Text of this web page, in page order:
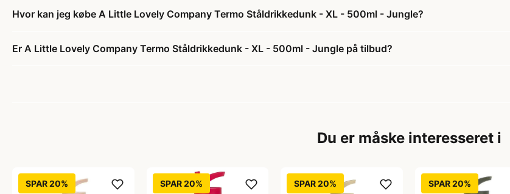
Hvor kan jeg købe A Little Lovely Company Termo Ståldrikkedunk - XL - 500ml - Jungle?
Er A Little Lovely Company Termo Ståldrikkedunk - XL - 500ml - Jungle på tilbud?
Du er måske interesseret i
SPAR 20% SPAR 20% SPAR 20% SPAR 20%